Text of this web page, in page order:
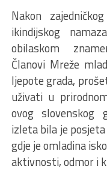
Nakon
ikindijskog
obilaskom
Članovi Mreže
ljepote grada,
uživati u
ovog slovenskog
izleta bila je
gdje je omladina
aktivnosti, odmor i